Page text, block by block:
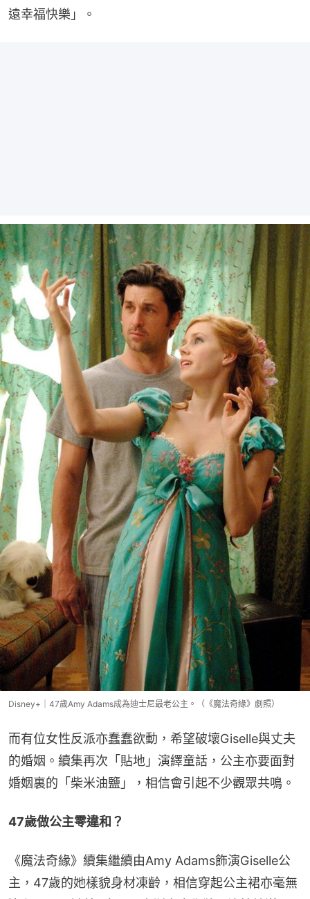
遠幸福快樂」。
Disney+｜47歲Amy Adams成為迪士尼最老公主。（《魔法奇緣》劇照）
而有位女性反派亦蠢蠢欲動，希望破壞Giselle與丈夫
的婚姻。續集再次「貼地」演繹童話，公主亦要面對
婚姻裏的「柴米油鹽」，相信會引起不少觀眾共鳴。
47歲做公主零違和？
《魔法奇緣》續集繼續由Amy Adams飾演Giselle公
主，47歲的她樣貌身材凍齡，相信穿起公主裙亦毫無